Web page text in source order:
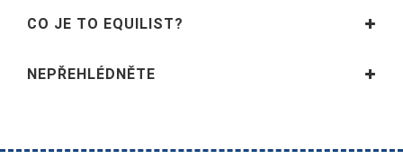
CO JE TO EQUILIST?
NEPŘEHLÉDNĚTE